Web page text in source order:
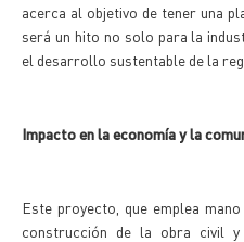
acerca al objetivo de tener una
será un hito no solo para la
el desarrollo sustentable de la
Impacto en la economía y la
Este proyecto, que emplea
construcción de la obra civil